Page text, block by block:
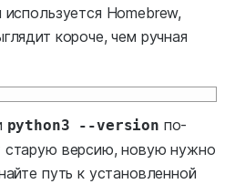
Homebrew,
короче, чем ручная
python3 --version по-
старую версию, новую нужно
путь к установленной